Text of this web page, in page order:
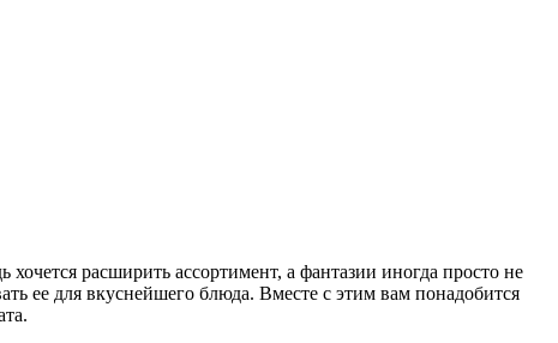
расширить ассортимент, а фантазии иногда просто не
ее для вкуснейшего блюда. Вместе с этим вам понадобится